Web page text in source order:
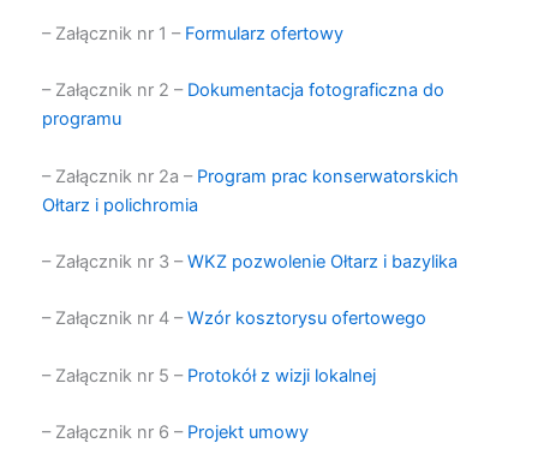
– Załącznik nr 1 – Formularz ofertowy
– Załącznik nr 2 – Dokumentacja fotograficzna do
programu
– Załącznik nr 2a – Program prac konserwatorskich
Ołtarz i polichromia
– Załącznik nr 3 –WKZ pozwolenie Ołtarz i bazylika
– Załącznik nr 4 –Wzór kosztorysu ofertowego
– Załącznik nr 5 – Protokół z wizji lokalnej
– Załącznik nr 6 – Projekt umowy